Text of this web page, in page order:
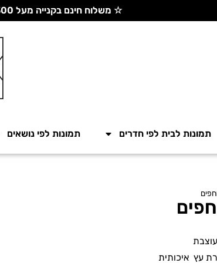
☆ משלוח חינם בקנייה מעל 300 ש"ח ☆ עסק כחול לבן שנמצא בחזית הצפונית - יחד ננצח!
תמונות לבית לפי חדרים תמונות לפי נושאים
עץ איכותית